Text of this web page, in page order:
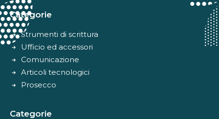
Categorie
Strumenti di scrittura
Ufficio ed accessori
Comunicazione
Articoli tecnologici
Prosecco
Categorie